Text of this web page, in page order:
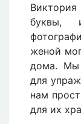
буквы,
женой
дома. Мы
для
нам
для их